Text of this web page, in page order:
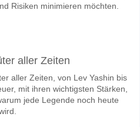
Risiken minimieren möchten.
aller Zeiten
aller Zeiten, von Lev Yashin bis
mit ihren wichtigsten Stärken,
jede Legende noch heute